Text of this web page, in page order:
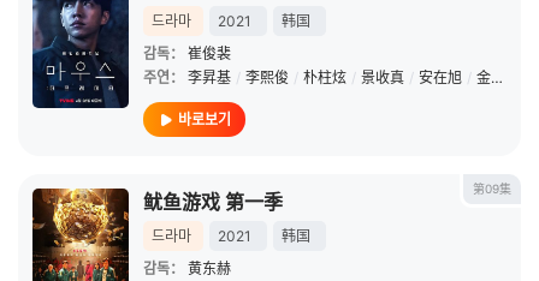
드라마 2021
韩国
감독：
崔俊裴
주연：
李昇基 / 李熙俊 / 朴柱炫 / 景收真 / 安在旭 / 金贞兰
바로보기
第09集
鱿鱼游戏 第一季
드라마 2021
韩国
감독：
黄东赫